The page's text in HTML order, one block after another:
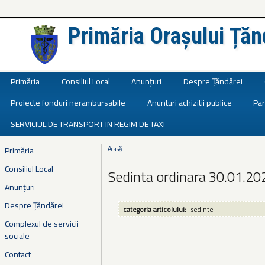
Primăria Orașului
Primăria Consiliul Local Anunțuri Despre Țăndărei
Proiecte fonduri nerambursabile
Anunturi achizitii publice
SERVICIUL DE TRANSPORT IN REGIM DE TAXI
Primăria
Consiliul Local
Anunțuri
Despre Țăndărei
Complexul de servicii
sociale
Contact
Eşti aici
Acasă
Sedinta ordinara
categoria articolului: sedinte